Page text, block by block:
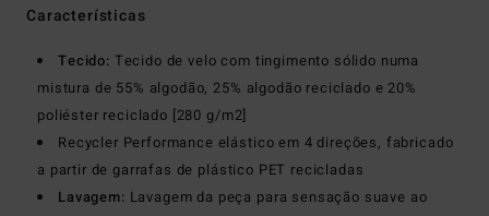
Características
Tecido: Tecido de velo com tingimento sólido numa
mistura de 55% algodão, 25% algodão reciclado e 20%
poliéster reciclado [280 g/m2]
Recycler Performance elástico em 4 direções, fabricado
a partir de garrafas de plástico PET recicladas
Lavagem: Lavagem da peça para sensação suave ao